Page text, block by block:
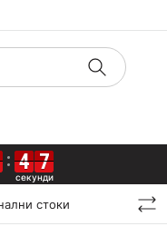
4
4
4
4 5
6
5
6
стоки